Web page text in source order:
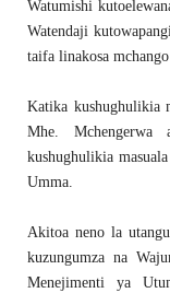
Watumishi
Watendaji
taifa linakosa
Katika kushughulikia
Mhe. Mchengerwa
kushughulikia
Umma.
Akitoa neno la
kuzungumza na
Menejimenti ya